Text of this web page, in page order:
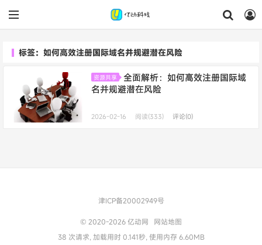
标签：如何高效注册国际域名并规避潜在风险
资源共享
全面解析：如何高效注册国际域
名并规避潜在风险
2026-02-16 阅读(333) 评论(0)
津ICP备20002949号
© 2020-2026亿动网
网站地图
38 次请求, 加载用时 0.141秒, 使用内存 6.60MB